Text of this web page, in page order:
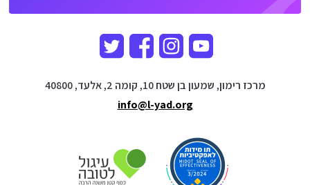
מרכז רימון, שמעון בן שטח 10, קומה 2, אלעד, 40800
info@l-yad.org